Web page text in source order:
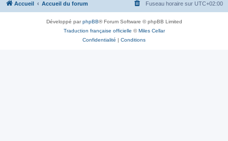
Accueil Accueil du forum Fuseau horaire sur UTC+02:00
Développé parphpBB® Forum Software © phpBB Limited
Traduction française officielle ©Miles Cellar
Confidentialité | Conditions